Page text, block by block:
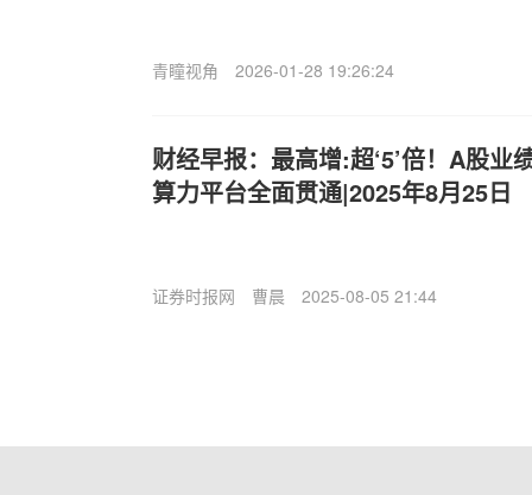
青瞳视角 2026-01-28 19:26:24
财经早报：最高增:超‘5’倍！A股业
算力平台全面贯通|2025年8月25日
证券时报网 曹晨 2025-08-05 21:44